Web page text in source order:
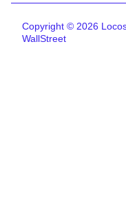
Copyright © 2026
WallStreet